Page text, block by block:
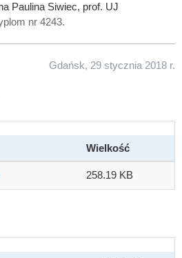
Paulina Siwiec, prof. UJ
nr 4243.
Gdańsk, 29 stycznia 2018 r.
Wielkość
258.19 KB